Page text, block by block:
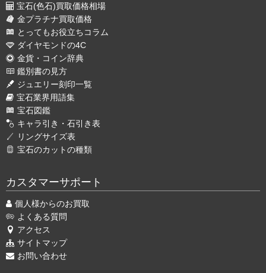
宝石(色石)買取価格相場
金プラチナ買取価格
とってもお役立ちコラム
ダイヤモンドの4C
金貨・コイン辞典
鑑別書の見方
ジュエリー刻印一覧
宝石業界用語集
宝石図鑑
キャラ引き・石引き表
リングサイズ表
宝石のカットの種類
カスタマーサポート
個人様からのお買取
よくある質問
アクセス
サイトマップ
お問い合わせ